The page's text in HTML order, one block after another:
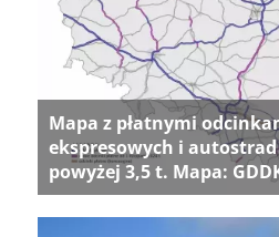
Mapa z płatnymi
ekspresowych i
powyżej 3,5 t. Mapa: